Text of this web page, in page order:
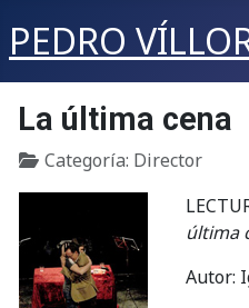
PEDRO
La última cena
Detalles
Categoría: Director
última
Autor: